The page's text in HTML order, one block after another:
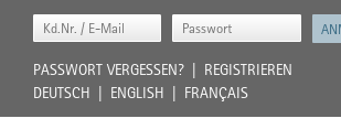
PASSWORT VERGESSEN?
REGISTRIEREN
DEUTSCH
ENGLISH FRANÇAIS